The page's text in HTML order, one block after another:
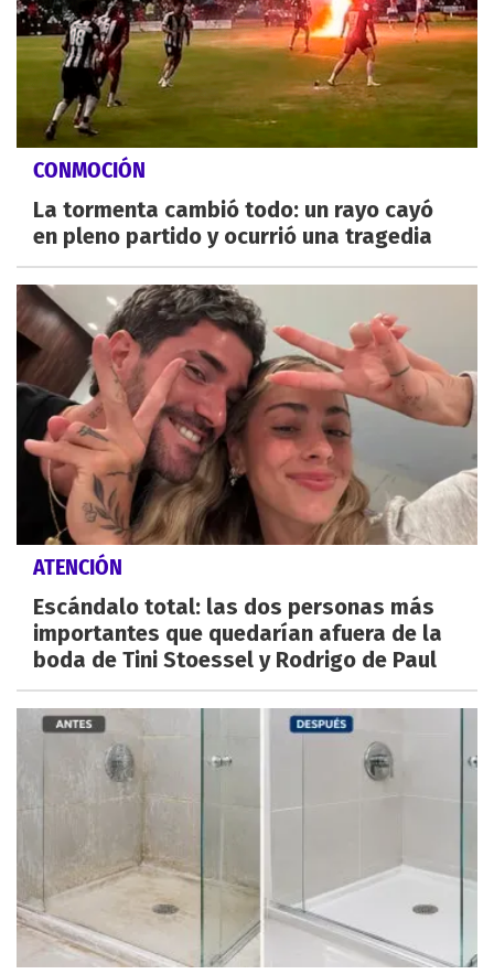
CONMOCIÓN
La tormenta cambió todo: un rayo cayó
en pleno partido y ocurrió una tragedia
ATENCIÓN
Escándalo total: las dos personas más
importantes que quedarían afuera de la
boda de Tini Stoessel y Rodrigo de Paul